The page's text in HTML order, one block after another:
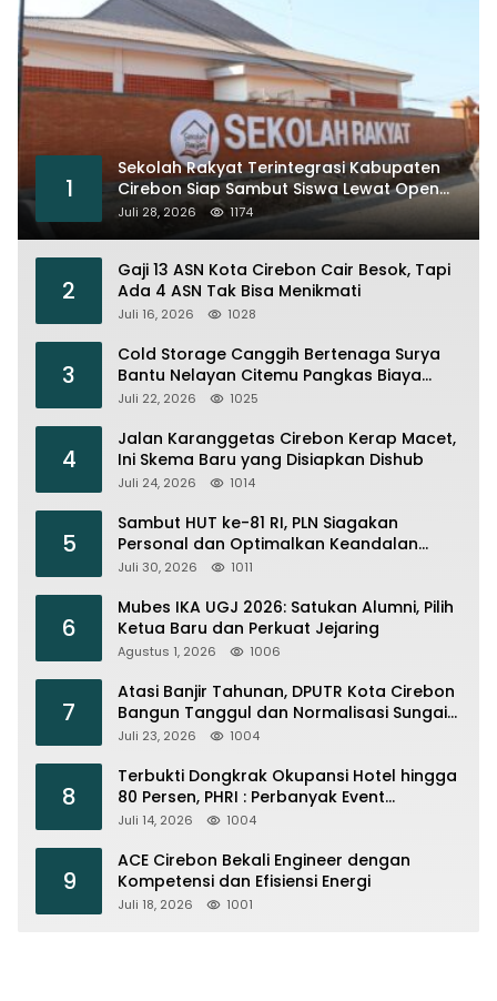
1
Sekolah Rakyat Terintegrasi Kabupaten
Cirebon Siap Sambut Siswa Lewat Open
House dan MPLS
Juli 28, 2026 1174
2
Gaji 13 ASN Kota Cirebon Cair Besok, Tapi
Ada 4 ASN Tak Bisa Menikmati
Juli 16, 2026 1028
3
Cold Storage Canggih Bertenaga Surya
Bantu Nelayan Citemu Pangkas Biaya
Operasional
Juli 22, 2026 1025
4
Jalan Karanggetas Cirebon Kerap Macet,
Ini Skema Baru yang Disiapkan Dishub
Juli 24, 2026 1014
5
Sambut HUT ke-81 RI, PLN Siagakan
Personal dan Optimalkan Keandalan
Instalasi Transmisi
Juli 30, 2026 1011
6
Mubes IKA UGJ 2026: Satukan Alumni, Pilih
Ketua Baru dan Perkuat Jejaring
Agustus 1, 2026 1006
7
Atasi Banjir Tahunan, DPUTR Kota Cirebon
Bangun Tanggul dan Normalisasi Sungai
Kijing
Juli 23, 2026 1004
8
Terbukti Dongkrak Okupansi Hotel hingga
80 Persen, PHRI : Perbanyak Event
Olahraga di Cirebon
Juli 14, 2026 1004
9
ACE Cirebon Bekali Engineer dengan
Kompetensi dan Efisiensi Energi
Juli 18, 2026 1001